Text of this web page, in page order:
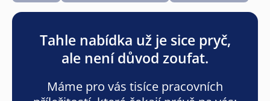
Tahle nabídka už je sice pryč,
ale není důvod zoufat.
Máme pro vás tisíce pracovních